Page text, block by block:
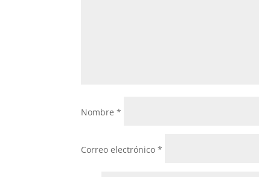
Nombre*
Correo electrónico*